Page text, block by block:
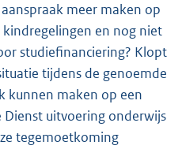
meer maken op
en nog niet
studiefinanciering? Klopt
tijdens de genoemde
kunnen maken op een
uitvoering onderwijs
tegemoetkoming